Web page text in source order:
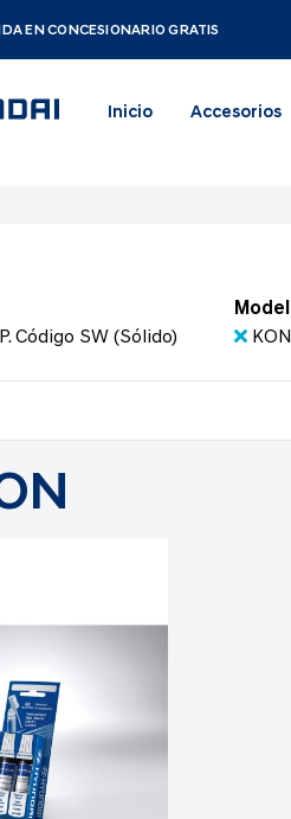
EN CONCESIONARIO GRATIS
Inicio Accesorios
Código SW (Sólido)